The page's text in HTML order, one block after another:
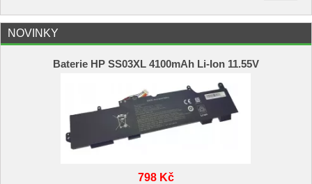
NOVINKY
Baterie HP SS03XL 4100mAh Li-Ion 11.55V
798 Kč